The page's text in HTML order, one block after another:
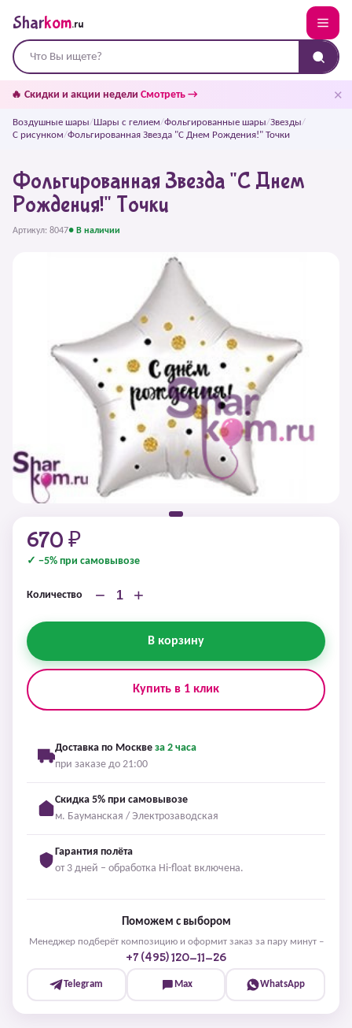
Sharkom.ru
🔥 Скидки и акции недели Смотреть → ✕
Воздушные шары/Шары с гелием/Фольгированные шары/Звезды/
С рисунком/Фольгированная Звезда "С Днем Рождения!" Точки
Фольгированная Звезда "С Днем
Рождения!" Точки
Артикул: 8047● В наличии
670 ₽
✓ −5% при самовывозе
Количество − +
В корзину
Купить в 1 клик
Доставка по Москве за 2 часа
при заказе до 21:00
Скидка 5% при самовывозе
м. Бауманская / Электрозаводская
Гарантия полёта
от 3 дней – обработка Hi-float включена.
Поможем с выбором
Менеджер подберёт композицию и оформит заказ за пару минут –
+7 (495) 120-11-26
Telegram Max WhatsApp